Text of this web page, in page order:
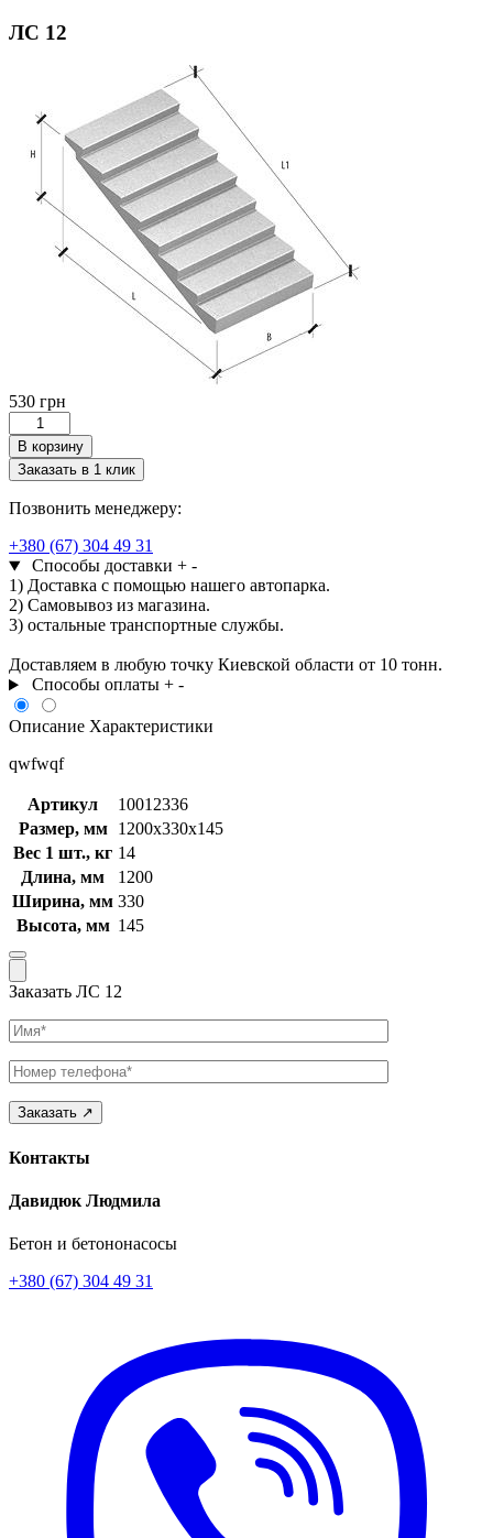
ЛС 12
530 грн
Количество
товара
ЛС
12
В корзину
Заказать в 1 клик
Позвонить менеджеру:
+380 (67) 304 49 31
Способы доставки + -
1) Доставка с помощью нашего автопарка.
2) Самовывоз из магазина.
3) остальные транспортные службы.
Доставляем в любую точку Киевской области от 10 тонн.
Способы оплаты + -
Описание Характеристики
qwfwqf
Артикул
10012336
Размер, мм
1200x330x145
Вес 1 шт., кг 14
Длина, мм
1200
Ширина, мм 330
Высота, мм 145
Заказать ЛС 12
Имя
Телефон
Контакты
Давидюк Людмила
Бетон и бетононасосы
+380 (67) 304 49 31